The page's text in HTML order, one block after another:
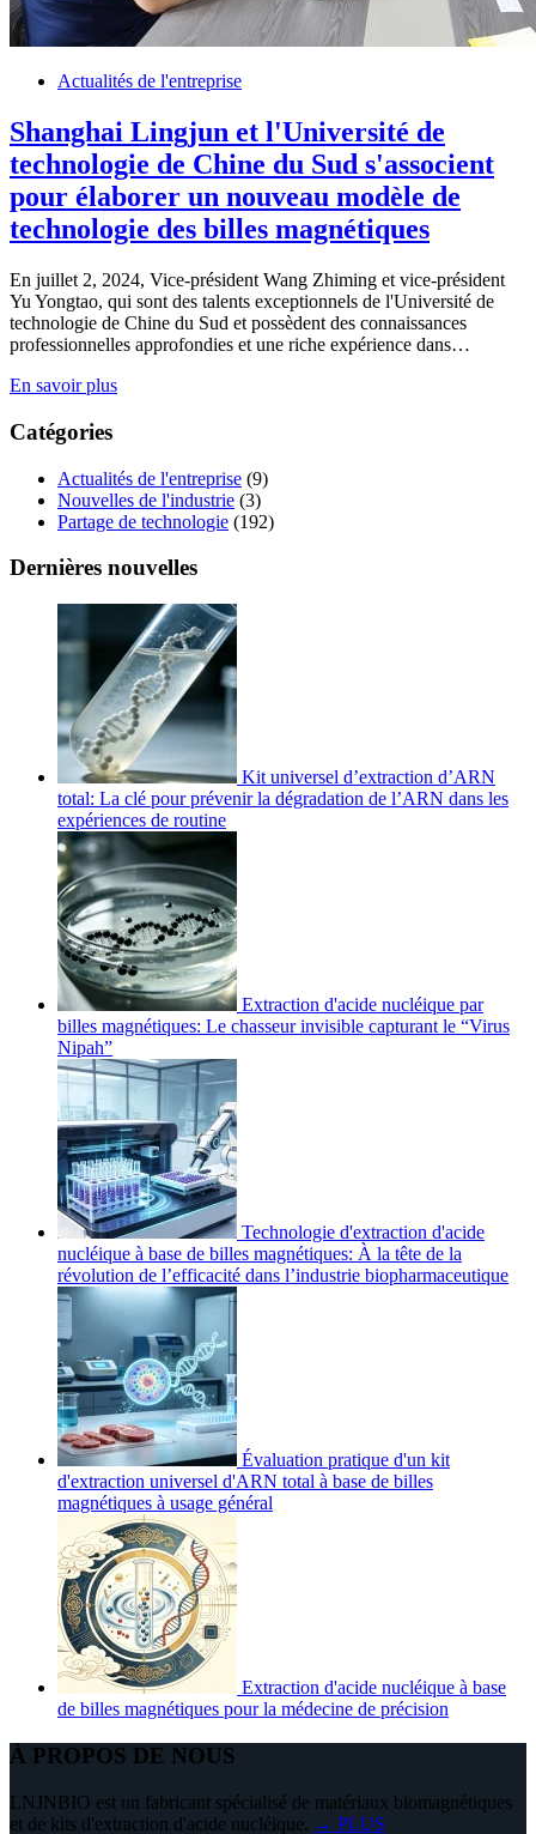
Actualités de l'entreprise
Shanghai Lingjun et l'Université de
technologie de Chine du Sud s'associent
pour élaborer un nouveau modèle de
technologie des billes magnétiques
En juillet 2, 2024, Vice-président Wang Zhiming et vice-président
Yu Yongtao, qui sont des talents exceptionnels de l'Université de
technologie de Chine du Sud et possèdent des connaissances
professionnelles approfondies et une riche expérience dans…
En savoir plus
Catégories
Actualités de l'entreprise (9)
Nouvelles de l'industrie (3)
Partage de technologie (192)
Dernières nouvelles
Kit universel d’extraction d’ARN
total: La clé pour prévenir la dégradation de l’ARN dans les
expériences de routine
Extraction d'acide nucléique par
billes magnétiques: Le chasseur invisible capturant le “Virus
Nipah”
Technologie d'extraction d'acide
nucléique à base de billes magnétiques: À la tête de la
révolution de l’efficacité dans l’industrie biopharmaceutique
Évaluation pratique d'un kit
d'extraction universel d'ARN total à base de billes
magnétiques à usage général
Extraction d'acide nucléique à base
de billes magnétiques pour la médecine de précision
À PROPOS DE NOUS
LNJNBIO est un fabricant spécialisé de matériaux biomagnétiques
et de kits d'extraction d'acide nucléique. → PLUS